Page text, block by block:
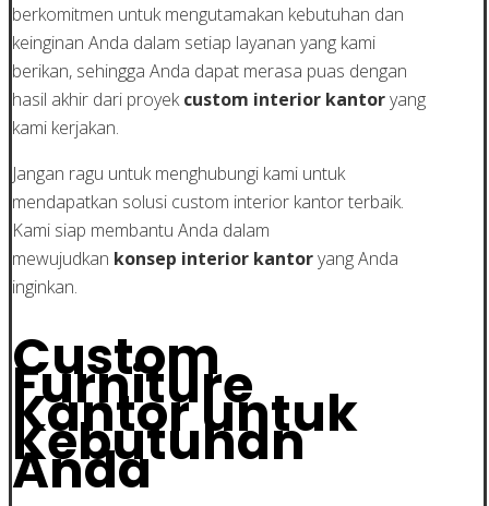
berkomitmen untuk mengutamakan kebutuhan dan
keinginan Anda dalam setiap layanan yang kami
berikan, sehingga Anda dapat merasa puas dengan
hasil akhir dari proyekcustom interior kantoryang
kami kerjakan.
Jangan ragu untuk menghubungi kami untuk
mendapatkan solusi custom interior kantor terbaik.
Kami siap membantu Anda dalam
mewujudkan konsep interior kantoryang Anda
inginkan.
Custom
Furniture
Kantor untuk
Kebutuhan
Anda